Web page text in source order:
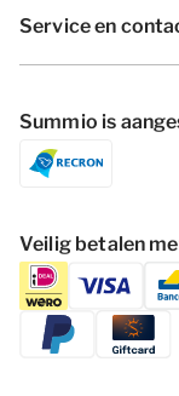
Service en
Summio is
Veilig betalen